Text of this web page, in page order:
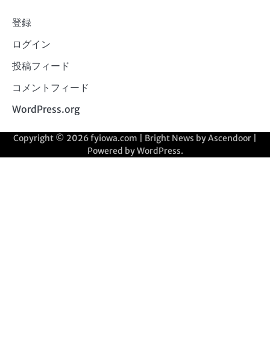
登録
ログイン
投稿フィード
コメントフィード
WordPress.org
Copyright © 2026fyiowa.com | Bright News byAscendoor
Powered byWordPress.